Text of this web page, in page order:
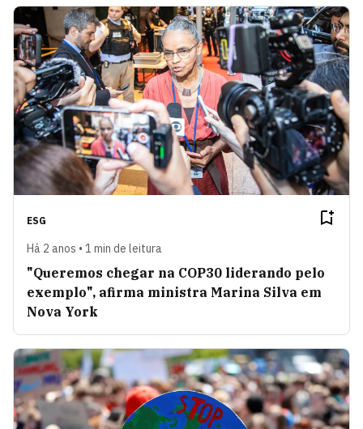
ESG
Há 2 anos • 1 min de leitura
"Queremos chegar na COP30 liderando pelo
exemplo", afirma ministra Marina Silva em
Nova York